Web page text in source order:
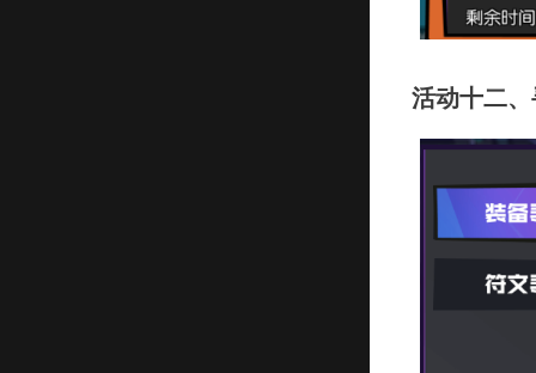
活动十二